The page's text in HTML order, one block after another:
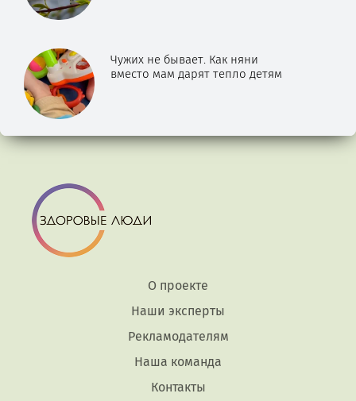
Чужих не бывает. Как няни
вместо мам дарят тепло детям
О проекте
Наши эксперты
Рекламодателям
Наша команда
Контакты